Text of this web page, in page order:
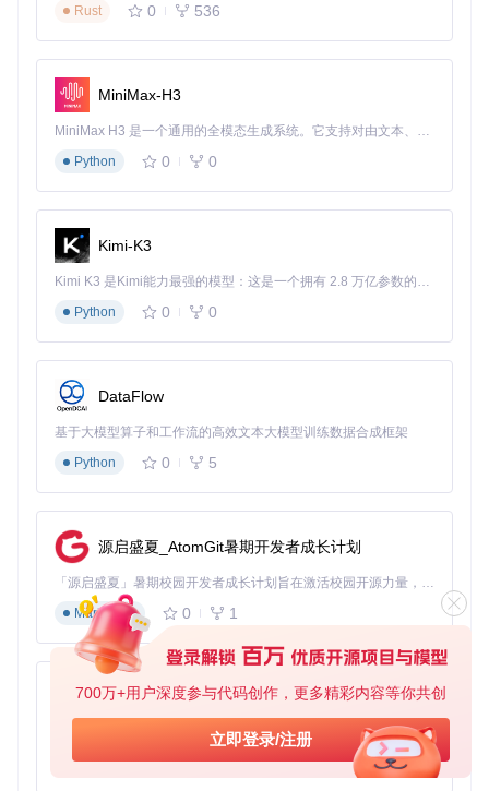
700万+用户深度参与代码创作，更多精彩内容等你共创
立即登录/注册
Rust
0 536
MiniMax-H3
MiniMax H3 是一个通用的全模态生成系统。它支持对由文本、图像、视频和音频组成的多模态上下文进行统一理解，并能生成分辨率高达 2K、时长可达 15 秒的带原生立体声音频的视频。得益于面向任务泛化的系统设计，H3 在预训练阶段就已具备广泛的多模态上下文理解与生成能力，能够出色地执行复杂的多模态指令。
Python
0 0
Kimi-K3
Kimi K3 是Kimi能力最强的模型：这是一个拥有 2.8 万亿参数的混合专家（MoE）模型，具备原生视觉理解能力，并支持 100 万 token 的上下文窗口。
Python
0 0
DataFlow
基于大模型算子和工作流的高效文本大模型训练数据合成框架
Python
0 5
源启盛夏_AtomGit暑期开发者成长计划
「源启盛夏」暑期校园开发者成长计划旨在激活校园开源力量，通过积分激励、认证扶持、资源倾斜等形式，引导高校组织和开发者完成「入驻 — 建项目 — 做贡献 — 获认证 — 得资源」的完整闭环。无论你是想带领社团入驻平台的组织者，还是希望用代码贡献证明自己的开发者，都能在这里找到属于你的成长路径。
Markdown
0 1
py-xiaozhi
基于Python的Xiaozhi AI，适用于想要完整Xiaozhi体验而无需拥有专用硬件的用户。
Python
0 1